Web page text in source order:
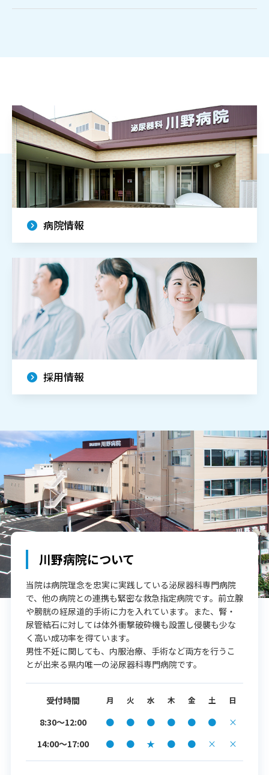
病院情報
採用情報
川野病院について
当院は病院理念を忠実に実践している泌尿器科専門病院
で、他の病院との連携も緊密な救急指定病院です。前立腺
や膀胱の経尿道的手術に力を入れています。また、腎・
尿管結石に対しては体外衝撃破砕機も設置し侵襲も少な
く高い成功率を得ています。
男性不妊に関しても、内服治療、手術など両方を行うこ
とが出来る県内唯一の泌尿器科専門病院です。
受付時間 月 火 水 木 金 土 日
8:30～12:00 ● ● ● ● ● ●
×
14:00〜17:00
● ● ★ ● ● × ×